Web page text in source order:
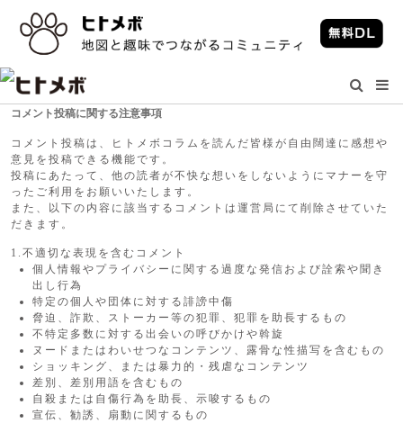
コメント投稿に関する注意事項
コメント投稿は、ヒトメボコラムを読んだ皆様が自由闊達に感想や
意見を投稿できる機能です。
投稿にあたって、他の読者が不快な想いをしないようにマナーを守
ったご利用をお願いいたします。
また、以下の内容に該当するコメントは運営局にて削除させていた
だきます。
1.不適切な表現を含むコメント
個人情報やプライバシーに関する過度な発信および詮索や聞き
出し行為
特定の個人や団体に対する誹謗中傷
脅迫、詐欺、ストーカー等の犯罪、犯罪を助長するもの
不特定多数に対する出会いの呼びかけや斡旋
ヌードまたはわいせつなコンテンツ、露骨な性描写を含むもの
ショッキング、または暴力的・残虐なコンテンツ
差別、差別用語を含むもの
自殺または自傷行為を助長、示唆するもの
宣伝、勧誘、扇動に関するもの